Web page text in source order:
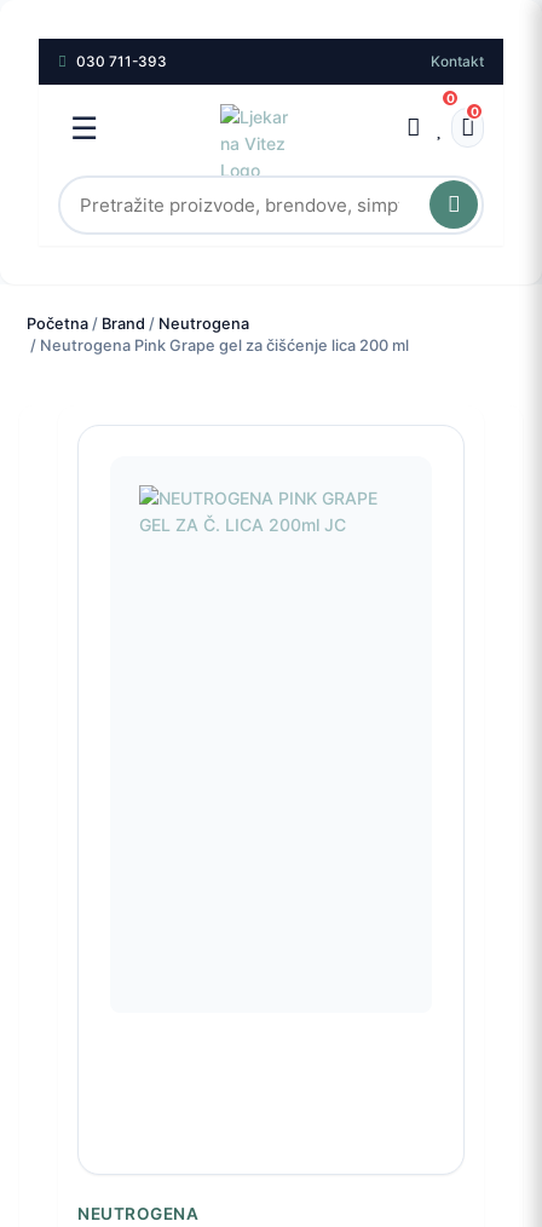
030 711-393 Kontakt
☰
0
0
Početna/ Brand / Neutrogena
/ Neutrogena Pink Grape gel za čišćenje lica 200 ml
NEUTROGENA